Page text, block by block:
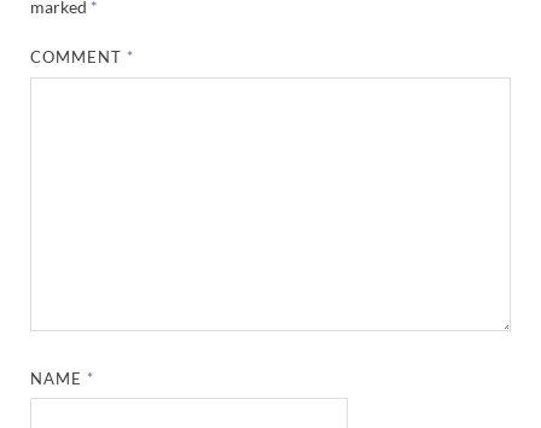
marked *
COMMENT *
NAME *